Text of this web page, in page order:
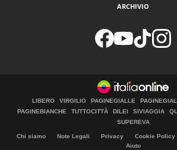
ARCHIVIO
LIBERO VIRGILIO PAGINEGIALLE
PAGINEBIANCHE
TUTTOCITTÀ DILEI SIVIAGGIA
SUPEREVA
Chi siamo Note Legali Privacy Cookie Policy
Aiuto